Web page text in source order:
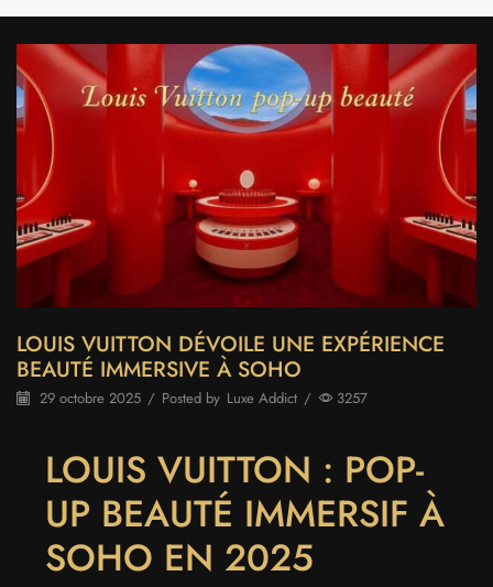
LOUIS VUITTON DÉVOILE UNE EXPÉRIENCE
BEAUTÉ IMMERSIVE À SOHO
29 octobre 2025 / Posted by Luxe Addict / 3257
LOUIS VUITTON : POP-
UP BEAUTÉ IMMERSIF À
SOHO EN 2025